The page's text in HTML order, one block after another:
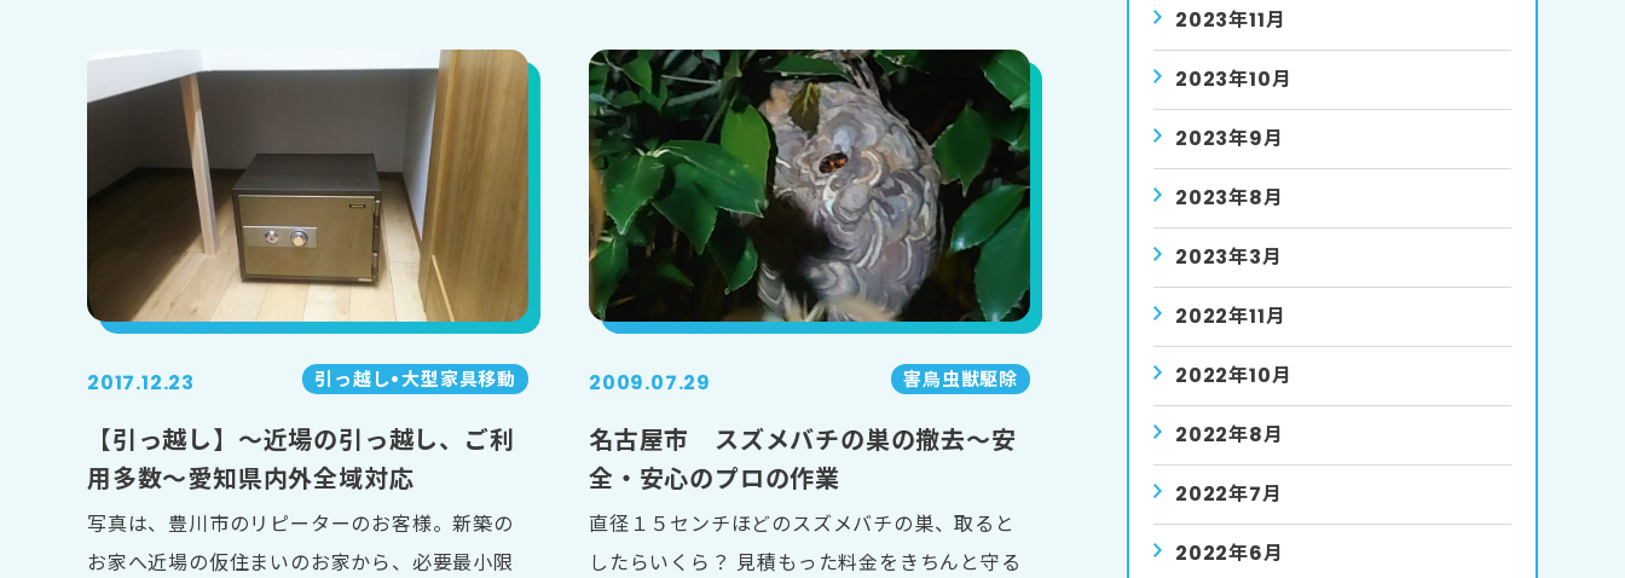
2017.12.23 引っ越し•⼤型家具移動
【引っ越し】～近場の引っ越し、ご利
用多数～愛知県内外全域対応
写真は、豊川市のリピーターのお客様。新築の
お家へ近場の仮住まいのお家から、必要最小限
2009.07.29 害⿃⾍獣駆除
名古屋市 スズメバチの巣の撤去～安
全・安心のプロの作業
直径１５センチほどのスズメバチの巣、取ると
したらいくら？ 見積もった料金をきちんと守る
2023年11月
2023年10月
2023年9月
2023年8月
2023年3月
2022年11月
2022年10月
2022年8月
2022年7月
2022年6月